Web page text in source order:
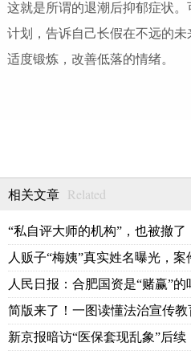
这就是所谓的退潮后抑郁症状
计划，告诉自己长假在不远的
适度锻炼，改善低落的情绪。
相关文章 Related
“私自评大师的机构”，也被撤了
人贩子“梅姨”真实姓名曝光，
人民日报：合肥国资是“赌赢”的
简版来了！一图读懂法治宣传教
新京报暗访“医保套现乱象”后